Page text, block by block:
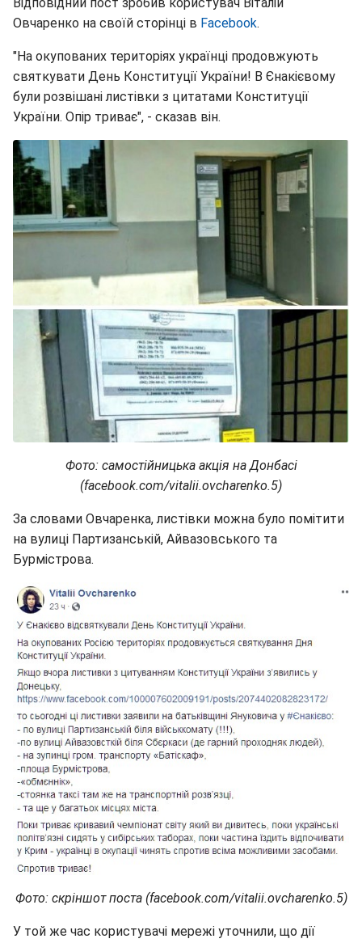
Овчаренко на своїй сторінці в Facebook.
"На окупованих територіях українці продовжують
святкувати День Конституції України! В Єнакієвому
були розвішані листівки з цитатами Конституції
України. Опір триває", - сказав він.
Фото: самостійницька акція на Донбасі
(facebook.com/vitalii.ovcharenko.5)
За словами Овчаренка, листівки можна було помітити
на вулиці Партизанській, Айвазовського та
Бурмістрова.
Фото: скріншот поста (facebook.com/vitalii.ovcharenko.5)
У той же час користувачі мережі уточнили, що дії